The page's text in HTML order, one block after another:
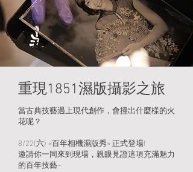
​重現1851濕版攝影之旅
當古典技藝遇上現代創作，會撞出什麼樣的火
花呢？
8/22(六) «百年相機濕版秀» 正式登場!
​邀請你一同來到現場，親眼見證這項充滿魅力
的百年技藝~